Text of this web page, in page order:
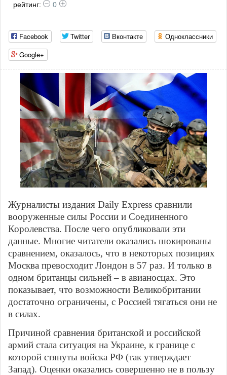
рейтинг:
0
Facebook Twitter Вконтакте
Одноклассники
Google+
Журналисты издания Daily Express сравнили
вооруженные силы России и Соединенного
Королевства. После чего опубликовали эти
данные. Многие читатели оказались шокированы
сравнением, оказалось, что в некоторых позициях
Москва превосходит Лондон в 57 раз. И только в
одном британцы сильней – в авианосцах. Это
показывает, что возможности Великобритании
достаточно ограничены, с Россией тягаться они не
в силах.
Причиной сравнения британской и российской
армий стала ситуация на Украине, к границе с
которой стянуты войска РФ (так утверждает
Запад). Оценки оказались совершенно не в пользу